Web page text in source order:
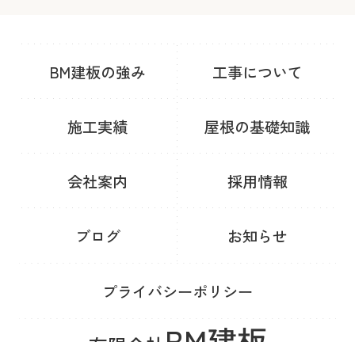
BM建板の強み 工事について
施工実績 屋根の基礎知識
会社案内 採用情報
ブログ お知らせ
プライバシーポリシー